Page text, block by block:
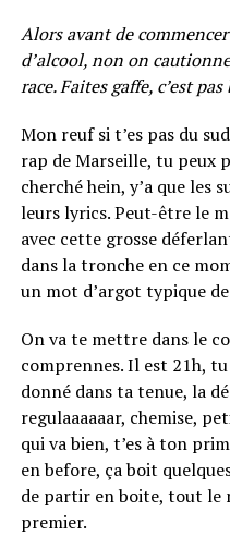
Alors avant de
d’alcool, non on
race. Faites gaffe, c’est
Mon reuf si t’es pas du
rap de Marseille, tu peux
cherché hein, y’a que les
leurs lyrics. Peut-être le
avec cette grosse
dans la tronche en ce
un mot d’argot typique
On va te mettre dans le
comprennes. Il est 21h,
donné dans ta tenue, la
regulaaaaaar, chemise,
qui va bien, t’es à ton
en before, ça boit
de partir en boite, tout le
premier.